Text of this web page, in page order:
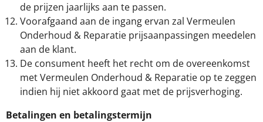
de prijzen jaarlijks aan te passen.
Voorafgaand aan de ingang ervan zal Vermeulen
Onderhoud & Reparatie prijsaanpassingen meedelen
aan de klant.
De consument heeft het recht om de overeenkomst
met Vermeulen Onderhoud & Reparatie op te zeggen
indien hij niet akkoord gaat met de prijsverhoging.
Betalingen en betalingstermijn